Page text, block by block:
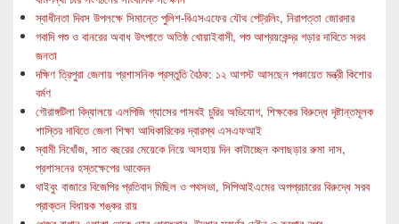
স্বাধীনতা দিবস উপলক্ষে সিমান্তে পুলিশ-বিএসএফের যৌথ পেট্রলিং, নিরাপত্তা জোরদার
গবাদি পশু ও বানরের অবাধ উৎপাতে অতিষ্ঠ খোয়াইবাসী, পশু আশ্রয়কেন্দ্র গড়ার দাবিতে সরব
জনতা
দক্ষিণ ত্রিপুরা জেলায় প্রশাসনিক প্রস্তুতি বৈঠক: ১২ আগস্ট আসছেন পঞ্চায়েত মন্ত্রী কিশোর
বর্মণ
গৌরাঙ্গটিলা বিদ্যালয়ে এলপিজি গ্যাসের পাসবই চুরির অভিযোগ, শিক্ষকের বিরুদ্ধে দৃষ্টান্তমূলক
শাস্তির দাবিতে জেলা শিক্ষা আধিকারিকের দ্বারস্থ এসএফআই
স্বামী নিখোঁজ, সাত বছরের মেয়েকে নিয়ে অসহায় দিন কাটাচ্ছেন কলাছড়ার রুমা দাস,
প্রশাসনের হস্তক্ষেপের আবেদন
থাইবুং বাজারে বিজেপির প্রতিবাদ মিছিল ও পথসভা, সিপিআইএমের অপপ্রচারের বিরুদ্ধে সরব
প্রাক্তন বিধায়ক শঙ্কর রায়